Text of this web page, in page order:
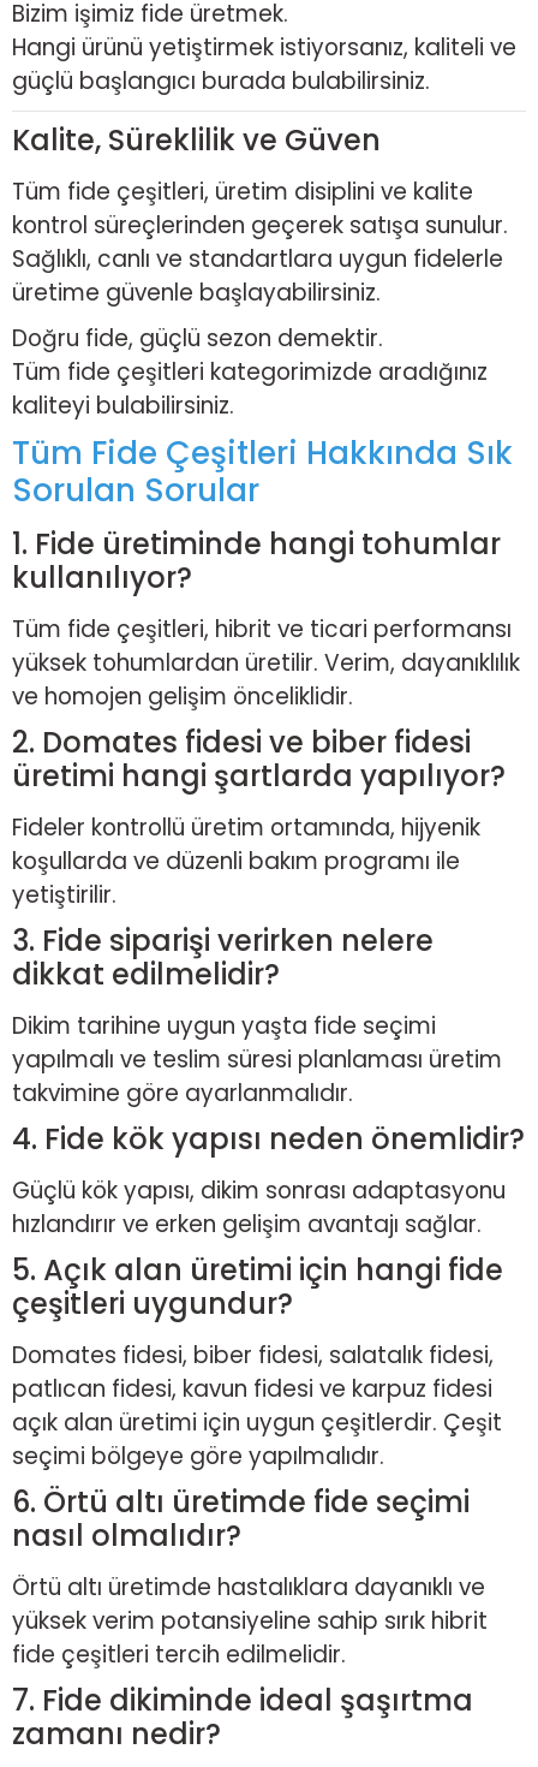
Bizim işimiz fide üretmek.
Hangi ürünü yetiştirmek istiyorsanız, kaliteli ve
güçlü başlangıcı burada bulabilirsiniz.
Kalite, Süreklilik ve Güven
Tüm fide çeşitleri, üretim disiplini ve kalite
kontrol süreçlerinden geçerek satışa sunulur.
Sağlıklı, canlı ve standartlara uygun fidelerle
üretime güvenle başlayabilirsiniz.
Doğru fide, güçlü sezon demektir.
Tüm fide çeşitleri kategorimizde aradığınız
kaliteyi bulabilirsiniz.
Tüm Fide Çeşitleri Hakkında Sık
Sorulan Sorular
1. Fide üretiminde hangi tohumlar
kullanılıyor?
Tüm fide çeşitleri, hibrit ve ticari performansı
yüksek tohumlardan üretilir. Verim, dayanıklılık
ve homojen gelişim önceliklidir.
2. Domates fidesi ve biber fidesi
üretimi hangi şartlarda yapılıyor?
Fideler kontrollü üretim ortamında, hijyenik
koşullarda ve düzenli bakım programı ile
yetiştirilir.
3. Fide siparişi verirken nelere
dikkat edilmelidir?
Dikim tarihine uygun yaşta fide seçimi
yapılmalı ve teslim süresi planlaması üretim
takvimine göre ayarlanmalıdır.
4. Fide kök yapısı neden önemlidir?
Güçlü kök yapısı, dikim sonrası adaptasyonu
hızlandırır ve erken gelişim avantajı sağlar.
5. Açık alan üretimi için hangi fide
çeşitleri uygundur?
Domates fidesi, biber fidesi, salatalık fidesi,
patlıcan fidesi, kavun fidesi ve karpuz fidesi
açık alan üretimi için uygun çeşitlerdir. Çeşit
seçimi bölgeye göre yapılmalıdır.
6. Örtü altı üretimde fide seçimi
nasıl olmalıdır?
Örtü altı üretimde hastalıklara dayanıklı ve
yüksek verim potansiyeline sahip sırık hibrit
fide çeşitleri tercih edilmelidir.
7. Fide dikiminde ideal şaşırtma
zamanı nedir?